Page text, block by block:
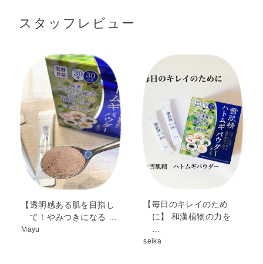
紫茶エキス
ショウガ麹
ドクダミエキス
スタッフレビュー
【透明感ある肌を目指し
て！やみつきになる …
Mayu
【毎日のキレイのため
に】 和漢植物の力を
…
seika